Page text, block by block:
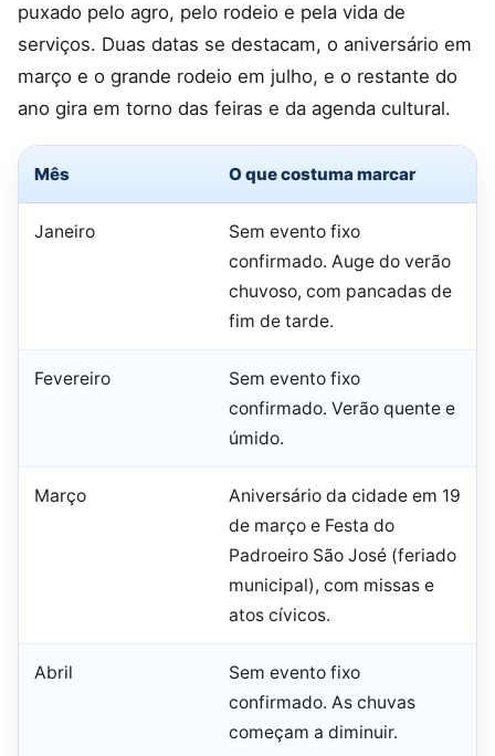
puxado pelo agro, pelo rodeio e pela vida de
serviços. Duas datas se destacam, o aniversário em
março e o grande rodeio em julho, e o restante do
ano gira em torno das feiras e da agenda cultural.
Mês O que costuma marcar
Janeiro
Sem evento fixo
confirmado. Auge do verão
chuvoso, com pancadas de
fim de tarde.
Fevereiro
Sem evento fixo
confirmado. Verão quente e
úmido.
Março
Aniversário da cidade em 19
de março e Festa do
Padroeiro São José (feriado
municipal), com missas e
atos cívicos.
Abril
Sem evento fixo
confirmado. As chuvas
começam a diminuir.